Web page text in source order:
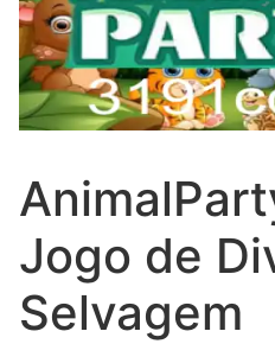
Jogo de
Selvagem